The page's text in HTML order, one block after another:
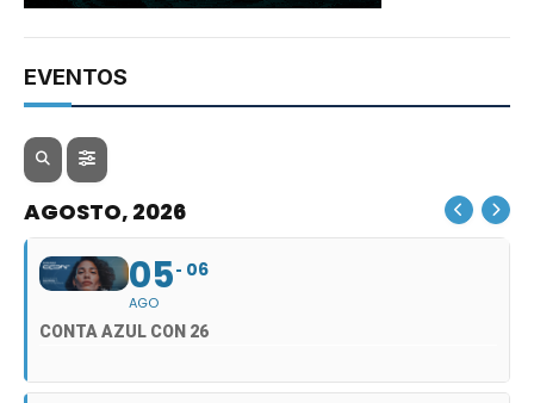
EVENTOS
AGOSTO, 2026
05
AGO
06
CONTA AZUL CON 26